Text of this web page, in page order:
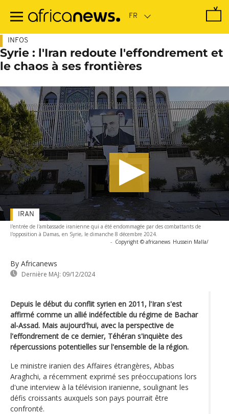
contenu
INFOS
Syrie : l'Iran redoute l'effondrement et
le chaos à ses frontières
l'entrée de l'ambassade iranienne qui a été endommagée par des combattants de
l'opposition à Damas, en Syrie, le dimanche 8 décembre 2024.
- Copyright © africanews Hussein Malla/
By Africanews
Dernière MAJ: 09/12/2024
IRAN
Depuis le début du conflit syrien en 2011, l'Iran s'est
affirmé comme un allié indéfectible du régime de Bachar
al-Assad. Mais aujourd'hui, avec la perspective de
l'effondrement de ce dernier, Téhéran s'inquiète des
répercussions potentielles sur l'ensemble de la région.
Le ministre iranien des Affaires étrangères, Abbas
Araghchi, a récemment exprimé ses préoccupations lors
d'une interview à la télévision iranienne, soulignant les
défis croissants auxquels son pays pourrait être
confronté.